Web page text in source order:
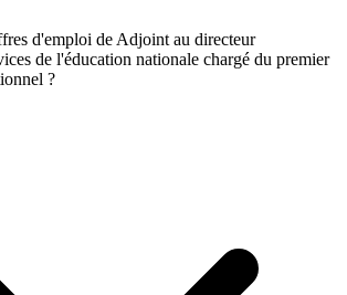
d'emploi de Adjoint au directeur
de l'éducation nationale chargé du premier
?